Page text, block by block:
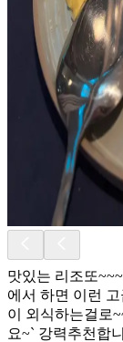
맛있는 리조또
에서 하면 이런
이 외식하는걸로
요~` 강력추천합